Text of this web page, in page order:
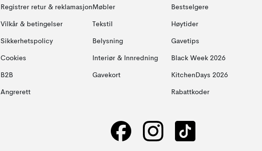
Registrer retur & reklamasjon
Vilkår & betingelser
Sikkerhetspolicy
Cookies
B2B
Angrerett
Møbler
Tekstil
Belysning
Interiør & Innredning
Gavekort
Bestselgere
Høytider
Gavetips
Black Week 2026
KitchenDays 2026
Rabattkoder